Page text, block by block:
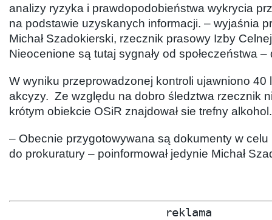
analizy ryzyka i prawdopodobieństwa wykrycia
na podstawie uzyskanych informacji. – wyjaśnia
Michał Szadokierski, rzecznik prasowy Izby
Nieocenione są tutaj sygnały od społeczeństwa –
W wyniku przeprowadzonej kontroli ujawniono 40
akcyzy. Ze względu na dobro śledztwa rzecznik
krótym obiekcie OSiR znajdował sie trefny alkohol.
– Obecnie przygotowywana są dokumenty w
do prokuratury – poinformował jedynie Michał
reklama